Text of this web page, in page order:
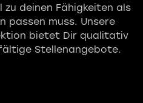
deinen Fähigkeiten als
passen muss. Unsere
bietet Dir qualitativ
Stellenangebote.